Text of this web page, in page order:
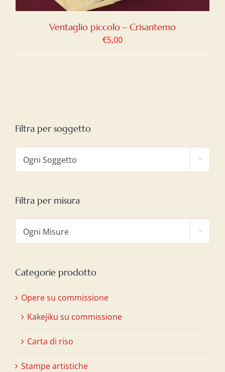
Ventaglio piccolo – Crisantemo
€5,00
Filtra per soggetto
Ogni Soggetto
Filtra per misura
Ogni Misure
Categorie prodotto
Opere su commissione
Kakejiku su commissione
Carta di riso
Stampe artistiche